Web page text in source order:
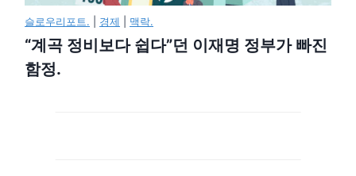
슬로우리포트. 경제 맥락.
“계곡 정비보다 쉽다”던 이재명 정부가 빠진
함정.